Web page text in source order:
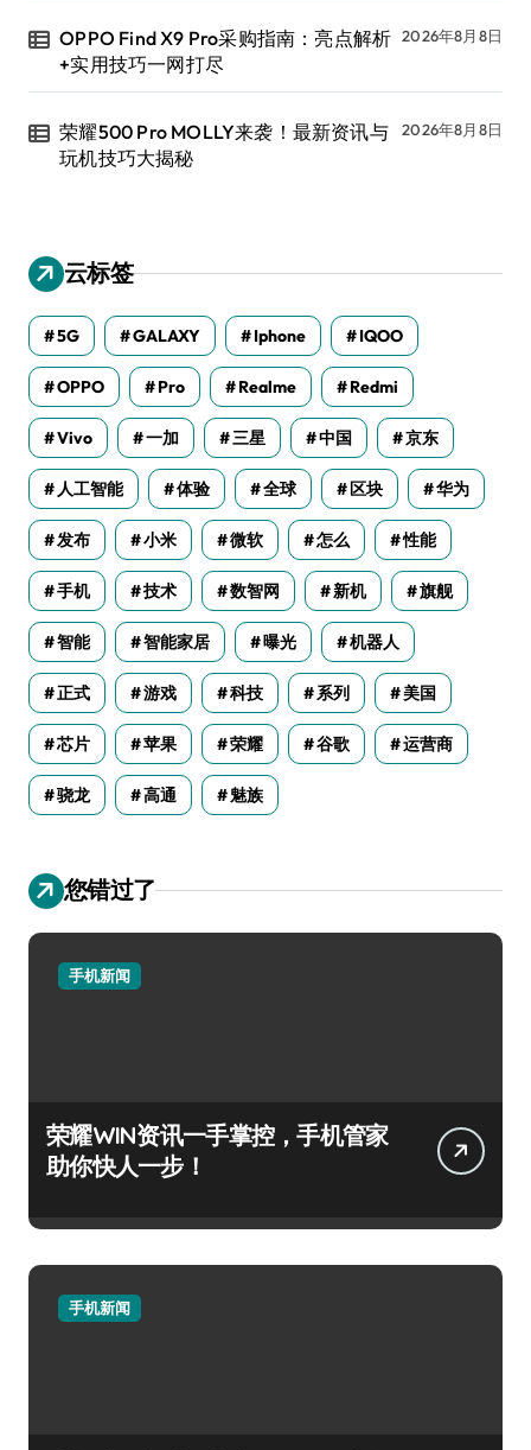
OPPO Find X9 Pro采购指南：亮点解析
+实用技巧一网打尽
2026年8月8日
荣耀500 Pro MOLLY来袭！最新资讯与
玩机技巧大揭秘
2026年8月8日
云标签
5G GALAXY Iphone IQOO
OPPO Pro Realme Redmi
Vivo 一加 三星 中国 京东
人工智能 体验 全球 区块 华为
发布 小米 微软 怎么 性能
手机 技术 数智网 新机 旗舰
智能 智能家居 曝光 机器人
正式 游戏 科技 系列 美国
芯片 苹果 荣耀 谷歌 运营商
骁龙 高通 魅族
您错过了
手机新闻
荣耀WIN资讯一手掌控，手机管家
助你快人一步！
手机新闻